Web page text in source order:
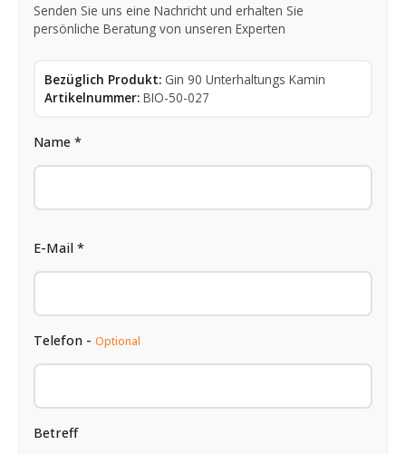
Senden Sie uns eine Nachricht und erhalten Sie
persönliche Beratung von unseren Experten
Bezüglich Produkt: Gin 90 Unterhaltungs Kamin
Artikelnummer: BIO-50-027
Name *
E-Mail *
Telefon - Optional
Betreff